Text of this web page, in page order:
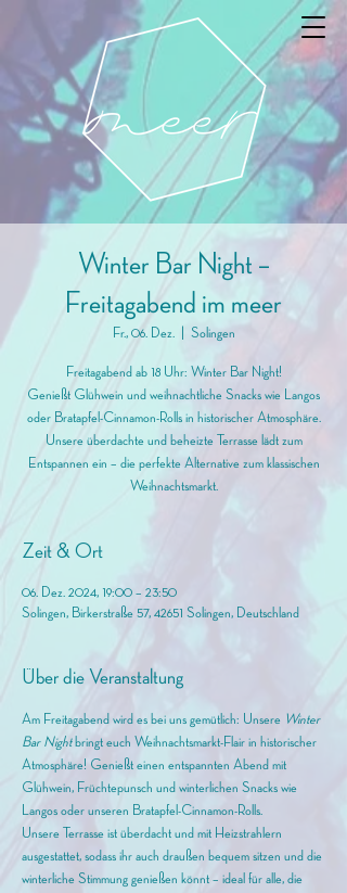
Winter Bar Night –
Freitagabend im meer
Fr., 06. Dez.
  |
Solingen
Freitagabend ab 18 Uhr: Winter Bar Night!
Genießt Glühwein und weihnachtliche Snacks wie Langos
oder Bratapfel-Cinnamon-Rolls in historischer Atmosphäre.
Unsere überdachte und beheizte Terrasse lädt zum
Entspannen ein – die perfekte Alternative zum klassischen
Weihnachtsmarkt.
Zeit & Ort
06. Dez. 2024, 19:00 – 23:50
Solingen, Birkerstraße 57, 42651 Solingen, Deutschland
Über die Veranstaltung
Am Freitagabend wird es bei uns gemütlich: Unsere Winter
Bar Night bringt euch Weihnachtsmarkt-Flair in historischer
Atmosphäre! Genießt einen entspannten Abend mit
Glühwein, Früchtepunsch und winterlichen Snacks wie
Langos oder unseren Bratapfel-Cinnamon-Rolls.
Unsere Terrasse ist überdacht und mit Heizstrahlern
ausgestattet, sodass ihr auch draußen bequem sitzen und die
winterliche Stimmung genießen könnt – ideal für alle, die